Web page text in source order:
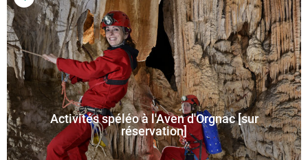
Activités spéléo à l'Aven d'Orgnac [sur
réservation]